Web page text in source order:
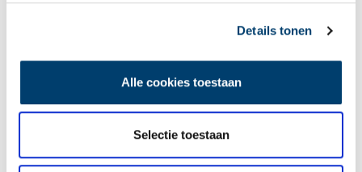
Details tonen
Alle cookies toestaan
Selectie toestaan
Wilt u op de hoogte blijven van de mooiste verhalen en het
laatste erfgoednieuws? Schrijf u dan nu in voor onze
wekelijkse nieuwsbrief!